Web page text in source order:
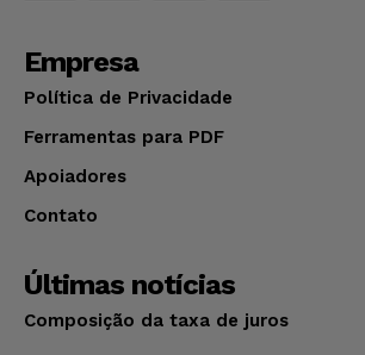
Empresa
Política de Privacidade
Ferramentas para PDF
Apoiadores
Contato
Últimas notícias
Composição da taxa de juros